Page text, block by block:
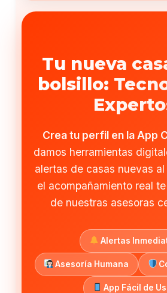
Tu nueva
bolsillo:
Crea tu perfil en la App
damos herramientas
alertas de casas nuevas
el acompañamiento real
de nuestras asesoras
Alertas
Asesoría Humana
App Fácil de